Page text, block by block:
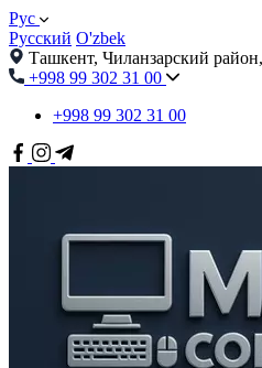
Рус
Русский O'zbek
Ташкент, Чиланзарский
+998 99 302 31 00
+998 99 302 31 00